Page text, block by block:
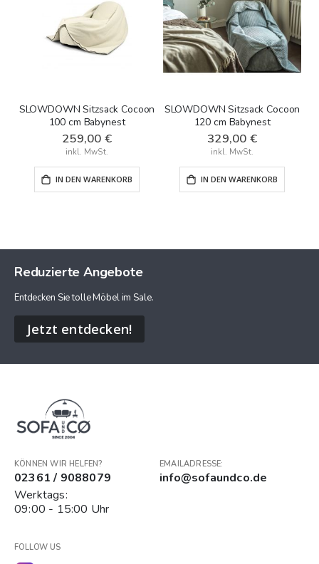
SLOWDOWN Sitzsack Cocoon
100 cm Babynest
259,00 €
IN DEN WARENKORB
SLOWDOWN Sitzsack Cocoon
120 cm Babynest
329,00 €
IN DEN WARENKORB
Reduzierte Angebote
Entdecken Sie tolle Möbel im Sale.
Jetzt entdecken!
KÖNNEN WIR HELFEN?
02361 / 9088079
Werktags:
09:00 - 15:00 Uhr
EMAILADRESSE:
info@sofaundco.de
FOLLOW US